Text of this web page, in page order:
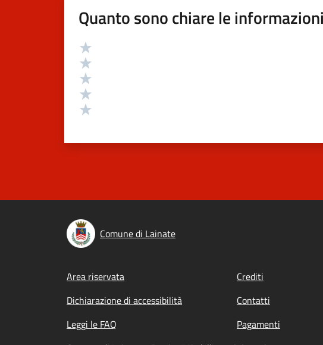
Quanto sono chiare le
Valutazione
Comune di Lainate
Footer menu
Area riservata Crediti
Dichiarazione di accessibilità
Contatti
Leggi le FAQ
Pagamenti